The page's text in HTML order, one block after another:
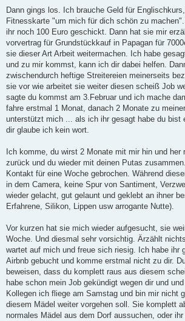
Dann gings los. Ich brauche Geld für
Fitnesskarte "um mich für dich schön zu
ihr noch 100 Euro geschickt. Dann hat sie mir
vorvertrag für Grundstückkauf in Papagan für
sie dieser Art Arbeit weitermachen. Ich habe
und zu mir kommst, kann ich dir dabei helfen.
zwischendurch heftige Streitereien meinerseits
sie vor wie arbeitet sie weiter diesen scheiß Job
sagte du kommst am 3.Februar und ich mache
fahre erstmal 1 Monat, danach 2 Monate zu
unterstützt mich ... als ich ihr gesagt habe du bist
dir glaube ich kein wort.
Ich komme, du wirst 2 Monate mit mir hin und her
zurück und du wieder mit deinen Putas
Kontakt für eine Woche gebrochen. Während
in dem Camera, keine Spur von Santiment,
wieder gelacht, gut gelaunt und geklebt an ihner
Erfahrene, Silikon, Lippen usw arrogante Nutte).
Vor kurzen hat sie mich wieder aufgesucht, sie
Woche. Und diesmal sehr vorsichtig. Ärzählt
wartet auf mich und freue sich riesig. Ich habe ihr
Airbnb gebucht und komme erstmal nicht zu dir.
beweisen, dass du komplett raus aus diesem
habe schon mein Job gekündigt wegen dir und
Kollegen ich fliege am Samstag und bin mir nicht
diesem Mädel weiter vorgehen soll. Sie komplett
normales Mädel aus dem Dorf aussuchen, oder